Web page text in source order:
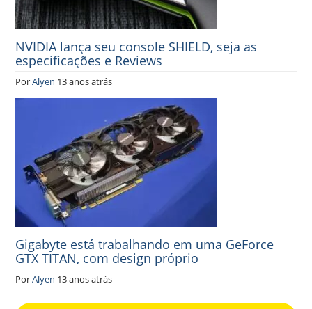
NVIDIA lança seu console SHIELD, seja as
especificações e Reviews
PorAlyen 13 anos atrás
Gigabyte está trabalhando em uma GeForce
GTX TITAN, com design próprio
PorAlyen 13 anos atrás